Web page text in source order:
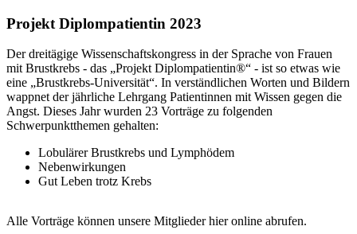
Projekt Diplompatientin 2023
Der dreitägige Wissenschaftskongress in der Sprache von Frauen
mit Brustkrebs - das „Projekt Diplompatientin®“ - ist so etwas wie
eine „Brustkrebs-Universität“. In verständlichen Worten und Bildern
wappnet der jährliche Lehrgang Patientinnen mit Wissen gegen die
Angst. Dieses Jahr wurden 23 Vorträge zu folgenden
Schwerpunktthemen gehalten:
Lobulärer Brustkrebs und Lymphödem
Nebenwirkungen
Gut Leben trotz Krebs
Alle Vorträge können unsere Mitglieder hier online abrufen.